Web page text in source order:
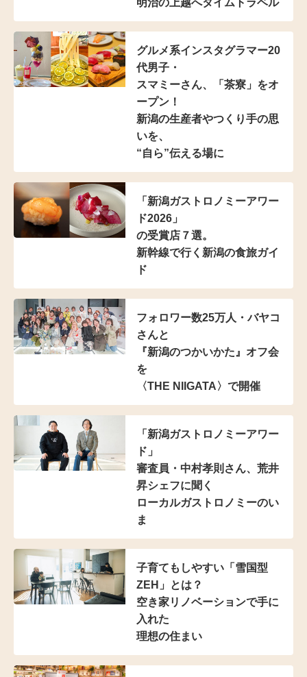
グルメ系インスタグラマー20
代男子・
スマミーさん、「茶寮」をオ
ープン！
新潟の生産者やつくり手の思
いを、
“自ら”伝える場に
「新潟ガストロノミーアワー
ド2026」
の受賞店７選。
新幹線で行く新潟の食旅ガイ
ド
フォロワー数25万人・バヤコ
さんと
『新潟のつかいかた』オフ会
を
〈THE NIIGATA〉で開催
「新潟ガストロノミーアワー
ド」
審査員・中村孝則さん、 荒井
昇シェフに聞く
ローカルガストロノミーのい
ま
子育てもしやすい 「雪国型
ZEH」とは？
空き家リノベーションで手に
入れた
理想の住まい